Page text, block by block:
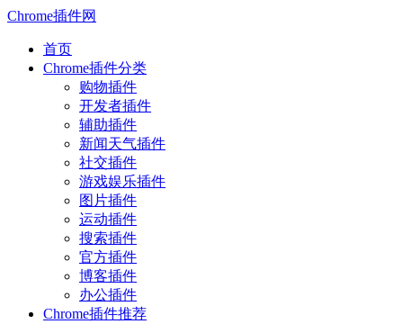
Chrome插件网
首页
Chrome插件分类
购物插件
开发者插件
辅助插件
新闻天气插件
社交插件
游戏娱乐插件
图片插件
运动插件
搜索插件
官方插件
博客插件
办公插件
Chrome插件推荐